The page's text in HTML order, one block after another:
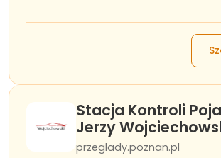
Stacja Kontroli
Jerzy
przeglady.poznan.pl